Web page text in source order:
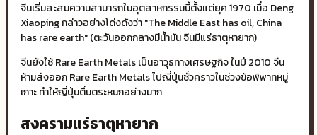
จีนเริ่มสะสมความสามารถในอุตสาหกรรมนี้ตั้งแต่ยุค 1970 เมื่อ Deng
Xiaoping กล่าวอย่างโด่งดังว่า "The Middle East has oil, China
has rare earth" (ตะวันออกกลางมีน้ำมัน จีนมีแร่ธาตุหายาก)
จีนยังใช้ Rare Earth Metals เป็นอาวุธทางเศรษฐกิจ ในปี 2010 จีน
ห้ามส่งออก Rare Earth Metals ไปญี่ปุ่นชั่วคราวในช่วงข้อพิพาทหมู่
เกาะ ทำให้ญี่ปุ่นตื่นตระหนกอย่างมาก
สงครามแร่ธาตุหายาก